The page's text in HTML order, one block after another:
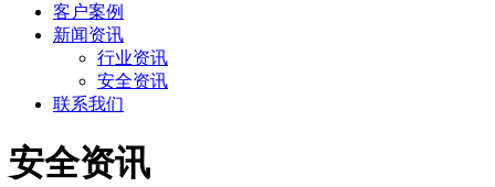
客户案例
新闻资讯
行业资讯
安全资讯
联系我们
安全资讯